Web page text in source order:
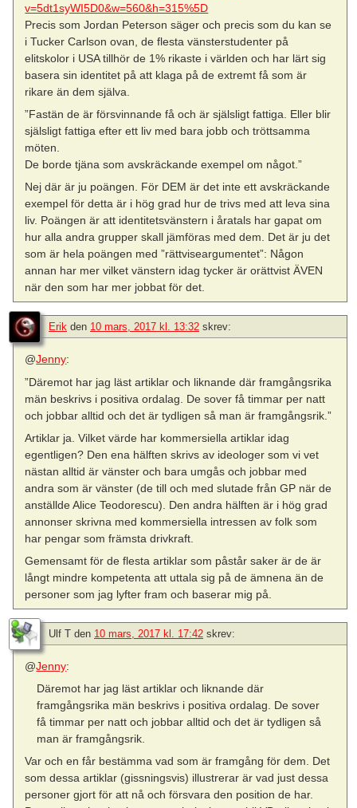
v=5dt1syWI5D0&w=560&h=315%5D
Precis som Jordan Peterson säger och precis som du kan se
i Tucker Carlson ovan, de flesta vänsterstudenter på
elitskolor i USA tillhör de 1% rikaste i världen och har lärt sig
basera sin identitet på att klaga på de extremt få som är
rikare än dem själva.
”Fastän de är försvinnande få och är själsligt fattiga. Eller blir
själsligt fattiga efter ett liv med bara jobb och tröttsamma
möten.
De borde tjäna som avskräckande exempel om något.”
Nej där är ju poängen. För DEM är det inte ett avskräckande
exempel för detta är i hög grad hur de trivs med att leva sina
liv. Poängen är att identitetsvänstern i åratals har gapat om
hur alla andra grupper skall jämföras med dem. Det är ju det
som är hela poängen med ”rättviseargumentet”: Någon
annan har mer vilket vänstern idag tycker är orättvist ÄVEN
när den som har mer jobbat för det.
Erik den 10 mars, 2017 kl. 13:32 skrev:
@Jenny:
”Däremot har jag läst artiklar och liknande där framgångsrika
män beskrivs i positiva ordalag. De sover få timmar per natt
och jobbar alltid och det är tydligen så man är framgångsrik.”
Artiklar ja. Vilket värde har kommersiella artiklar idag
egentligen? Den ena hälften skrivs av ideologer som vi vet
nästan alltid är vänster och bara umgås och jobbar med
andra som är vänster (de till och med slutade från GP när de
anställde Alice Teodorescu). Den andra hälften är i hög grad
annonser skrivna med kommersiella intressen av folk som
har pengar som främsta drivkraft.
Gemensamt för de flesta artiklar som påstår saker är de är
långt mindre kompetenta att uttala sig på de ämnena än de
personer som jag lyfter fram och baserar mig på.
Ulf T den 10 mars, 2017 kl. 17:42 skrev:
@Jenny:
Däremot har jag läst artiklar och liknande där
framgångsrika män beskrivs i positiva ordalag. De sover
få timmar per natt och jobbar alltid och det är tydligen så
man är framgångsrik.
Var och en får bestämma vad som är framgång för dem. Det
som dessa artiklar (gissningsvis) illustrerar är vad just dessa
personer gjort för att nå och försvara den position de har.